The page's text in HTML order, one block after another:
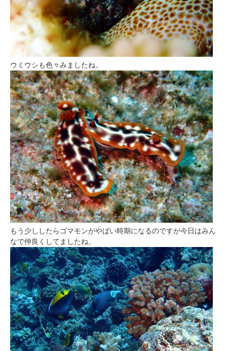
ウミウシも色々みましたね。
もう少ししたらゴマモンがやばい時期になるのですが今日はみん
なで仲良くしてましたね。